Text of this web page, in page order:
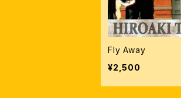
Fly Away
¥2,500